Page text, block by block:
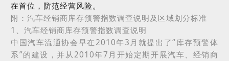
在首位，防范经营风险。
附：汽车经销商库存预警指数调查说明及区域划分标准
1 、 汽车经销商库存预警指数调查说明
中国汽车流通协会早在2010年3月就提出了“库存预警体
系”的建设，并从2010年7月开始定期开展汽车、经销商